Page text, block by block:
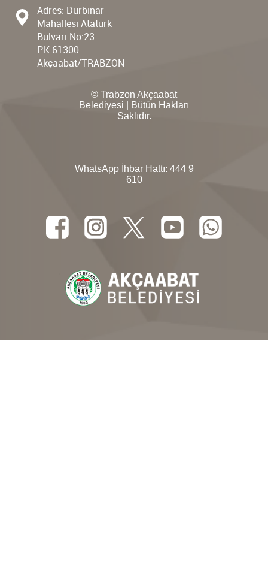
Adres: Dürbinar
Mahallesi Atatürk
Bulvarı No:23
P.K:61300
Akçaabat/TRABZON
© Trabzon Akçaabat
Belediyesi | Bütün Hakları
Saklıdır.
WhatsApp İhbar Hattı: 444 9
610